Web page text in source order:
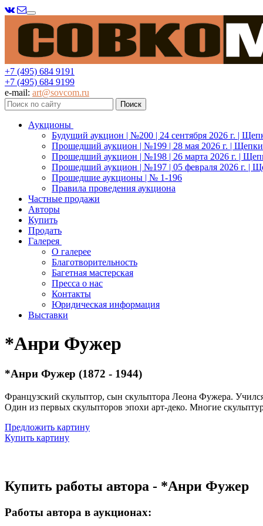
Меню
+7 (495) 684 9191
+7 (495) 684 9199
e-mail: art@sovcom.ru
Аукционы
Будущий аукцион | №200 | 24 сентября 2026 г. |
Прошедший аукцион | №199 | 28 мая 2026 г. |
Прошедший аукцион | №198 | 26 марта 2026 г. |
Прошедший аукцион | №197 | 05 февраля 2026 г. |
Прошедшие аукционы | № 1-196
Правила проведения аукциона
Частные продажи
Авторы
Купить
Продать
Галерея
О галерее
Благотворительность
Багетная мастерская
Пресса о нас
Контакты
Юридическая информация
Выставки
*Анри Фужер
*Анри Фужер (1872 - 1944)
Французский скульптор, сын скульптора Леона Фужера.
Один из первых скульпторов эпохи арт-деко. Многие
Предложить картину
Купить картину
Купить работы автора - *Анри Фужер
Работы автора в аукционах: